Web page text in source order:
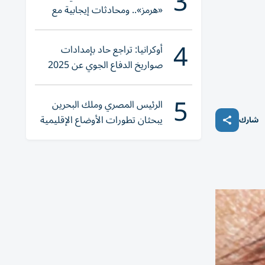
شارك
«هرمز».. ومحادثات إيجابية مع
إيران
4 أوكرانيا: تراجع حاد بإمدادات
صواريخ الدفاع الجوي عن 2025
5 الرئيس المصري وملك البحرين
يبحثان تطورات الأوضاع الإقليمية